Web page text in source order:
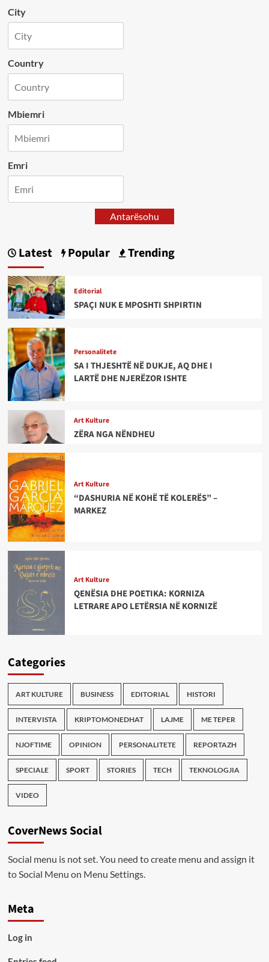
City
Country
Mbiemri
Emri
Antarësohu
Latest Popular Trending
Editorial
SPAÇI NUK E MPOSHTI SHPIRTIN
Personalitete
SA I THJESHTË NË DUKJE, AQ DHE I
LARTË DHE NJERËZOR ISHTE
Art Kulture
ZËRA NGA NËNDHEU
Art Kulture
“DASHURIA NË KOHË TË KOLERËS” –
MARKEZ
Art Kulture
QENËSIA DHE POETIKA: KORNIZA
LETRARE APO LETËRSIA NË KORNIZË
Categories
ART KULTURE BUSINESS EDITORIAL HISTORI
INTERVISTA KRIPTOMONEDHAT LAJME ME TEPER
NJOFTIME OPINION PERSONALITETE REPORTAZH
SPECIALE SPORT STORIES TECH TEKNOLOGJIA
VIDEO
CoverNews Social
Social menu is not set. You need to create menu and assign it
to Social Menu on Menu Settings.
Meta
Log in